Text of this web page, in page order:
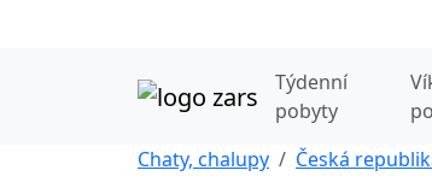
Týdenní
pobyty
Chaty, chalupy Česká